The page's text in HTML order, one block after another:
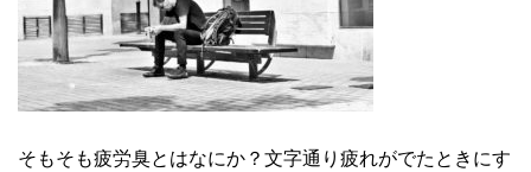
そもそも疲労臭とはなにか？文字通り疲れがでたときにす